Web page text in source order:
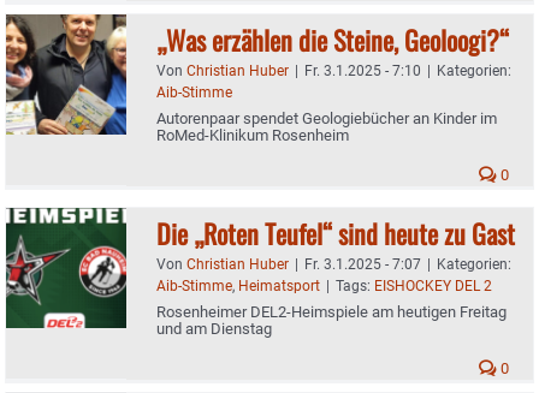
„Was erzählen die Steine, Geoloogi?“
Von Christian Huber | Fr. 3.1.2025 - 7:10 | Kategorien:
Aib-Stimme
Autorenpaar spendet Geologiebücher an Kinder im
RoMed-Klinikum Rosenheim
0
Die „Roten Teufel“ sind heute zu Gast
Von Christian Huber | Fr. 3.1.2025 - 7:07 | Kategorien:
Aib-Stimme, Heimatsport | Tags: EISHOCKEY DEL 2
Rosenheimer DEL2-Heimspiele am heutigen Freitag
und am Dienstag
0